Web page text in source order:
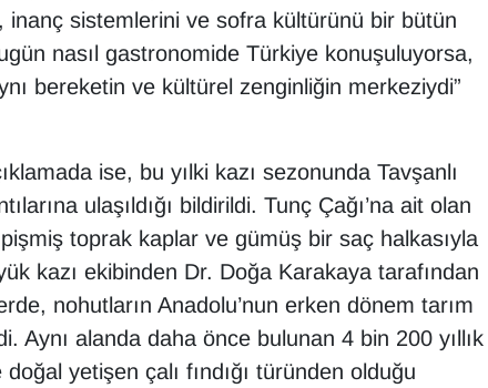
inanç sistemlerini ve sofra kültürünü bir bütün
nasıl gastronomide Türkiye konuşuluyorsa,
bereketin ve kültürel zenginliğin merkeziydi”
ise, bu yılki kazı sezonunda Tavşanlı
ulaşıldığı bildirildi. Tunç Çağı’na ait olan
toprak kaplar ve gümüş bir saç halkasıyla
kazı ekibinden Dr. Doğa Karakaya tarafından
nohutların Anadolu’nun erken dönem tarım
Aynı alanda daha önce bulunan 4 bin 200 yıllık
doğal yetişen çalı fındığı türünden olduğu